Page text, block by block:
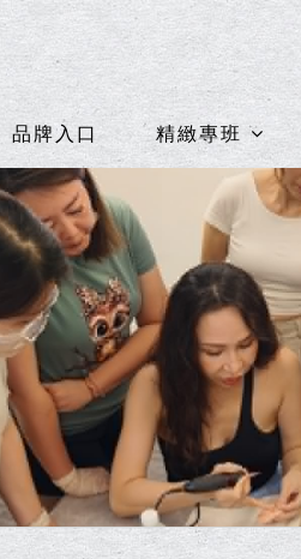
品牌入口 精緻專班